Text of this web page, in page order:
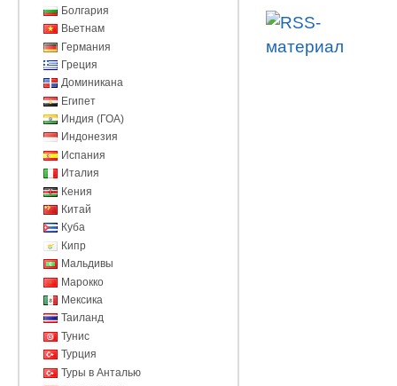
Болгария
Вьетнам
Германия
Греция
Доминикана
Египет
Индия (ГОА)
Индонезия
Испания
Италия
Кения
Китай
Куба
Кипр
Мальдивы
Марокко
Мексика
Таиланд
Тунис
Турция
Туры в Анталью